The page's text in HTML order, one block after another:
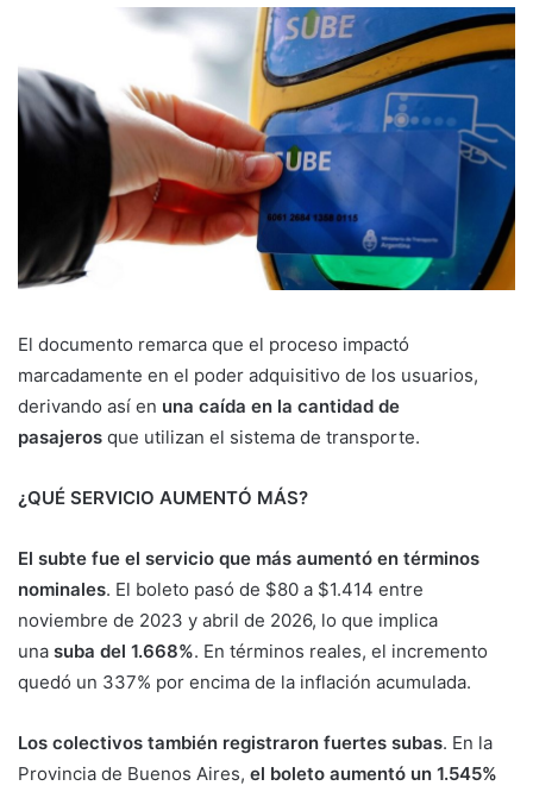
El documento remarca que el proceso impactó
marcadamente en el poder adquisitivo de los usuarios,
derivando así en una caída en la cantidad de
pasajeros que utilizan el sistema de transporte.
¿QUÉ SERVICIO AUMENTÓ MÁS?
El subte fue el servicio que más aumentó en términos
nominales. El boleto pasó de $80 a $1.414 entre
noviembre de 2023 y abril de 2026, lo que implica
una suba del 1.668%. En términos reales, el incremento
quedó un 337% por encima de la inflación acumulada.
Los colectivos también registraron fuertes subas. En la
Provincia de Buenos Aires, el boleto aumentó un 1.545%